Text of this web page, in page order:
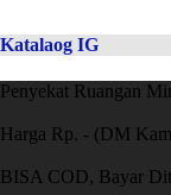
Katalaog IG
Penyekat Ruangan
Harga Rp. - (DM
BISA COD, Bayar